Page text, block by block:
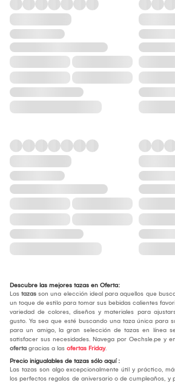
Descubre las mejores tazas en Oferta:
Las tazas son una elección ideal para aquellos que
un toque de estilo para tomar sus bebidas calientes
variedad de colores, diseños y materiales para
gusto. Ya sea que esté buscando una taza única para
para un amigo, la gran selección de tazas en línea
satisfacer sus necesidades. Navega por Oechsle.pe y
oferta gracias a las ofertas Friday.
Precio inigualables de tazas sólo aquí :
Las tazas son algo excepcionalmente útil y práctico,
los perfectos regalos de aniversario o de cumpleaños, y